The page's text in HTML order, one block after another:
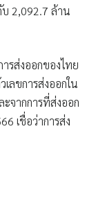
บ 2,092.7 ล้าน
รส่งออกของไทย
ลขการส่งออกใน
จากการที่ส่งออก
เชื่อว่าการส่ง